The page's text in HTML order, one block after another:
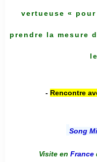
vertueuse «
prendre la mesure
- Rencontre
Song
Visite en France